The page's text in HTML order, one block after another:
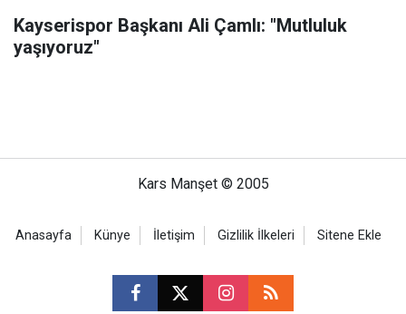
Kayserispor Başkanı Ali Çamlı: "Mutluluk
yaşıyoruz"
Kars Manşet © 2005
Anasayfa Künye İletişim Gizlilik İlkeleri Sitene Ekle